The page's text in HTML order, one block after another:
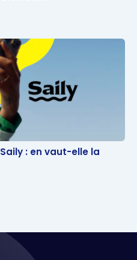
: en vaut-elle la
: en vaut-elle la